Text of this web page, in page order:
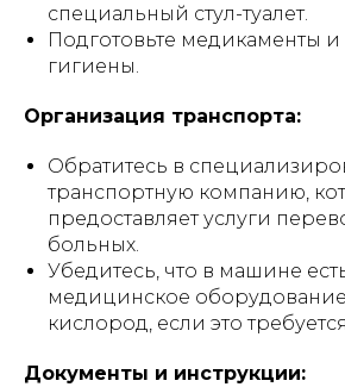
специальный стул-туалет.
Подготовьте медикаменты и
гигиены.
Организация транспорта:
Обратитесь в
транспортную компанию,
предоставляет услуги
больных.
Убедитесь, что в машине
медицинское
кислород, если это
Документы и инструкции: